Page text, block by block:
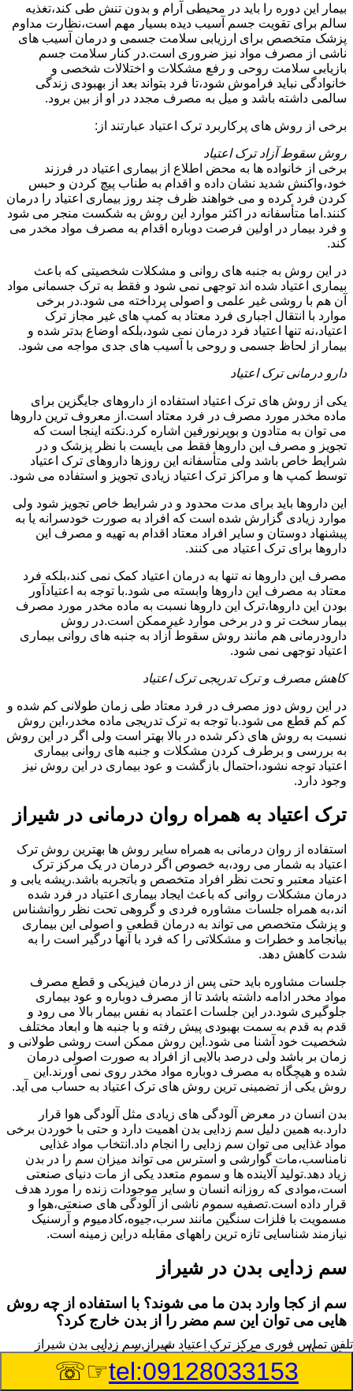
بیمار این دوره را باید در محیطی آرام و بدون تنش طی کند،تغذیه
سالم برای تقویت جسم آسیب دیده بسیار مهم است،نظارت مداوم
پزشک متخصص برای ارزیابی سلامت جسمی و درمان آسیب های
ناشی از مصرف مواد نیز ضروری است.در کنار سلامت جسم
بازیابی سلامت روحی و رفع مشکلات و اختلالات شخصی و
خانوادگی نباید فراموش شود،تا فرد بتواند بعد از بهبودی زندگی
سالمی داشته باشد و میل به مصرف مجدد در او از بین برود.
برخی از روش های پرکاربرد ترک اعتیاد عبارتند از:
روش سقوط آزاد ترک اعتیاد
برخی از خانواده ها به محض اطلاع از بیماری اعتیاد در فرزند
خود،واکنش شدید نشان داده و اقدام به طناب پیچ کردن و حبس
کردن فرد کرده و می خواهند ظرف چند روز بیماری اعتیاد را درمان
کنند.اما متأسفانه در اکثر موارد این روش به شکست منجر می شود
و فرد بیمار در اولین فرصت دوباره اقدام به مصرف مواد مخدر می
کند.
در این روش به جنبه های روانی و مشکلات شخصیتی که باعث
بیماری اعتیاد شده اند توجهی نمی شود و فقط به ترک جسمانی مواد
آن هم با روشی غیر علمی و اصولی پرداخته می شود.در برخی
موارد با انتقال اجباری فرد معتاد به کمپ های غیر مجاز ترک
اعتیاد،نه تنها اعتیاد فرد درمان نمی شود،بلکه اوضاع بدتر شده و
بیمار از لحاظ جسمی و روحی با آسیب های جدی مواجه می شود.
دارو درمانی ترک اعتیاد
یکی از روش های ترک اعتیاد استفاده از داروهای جایگزین برای
ماده مخدر مورد مصرف در فرد معتاد است.از معروف ترین داروها
می توان به متادون و بوپرنورفین اشاره کرد.نکته اینجا است که
تجویز و مصرف این داروها فقط می بایست با نظر پزشک و در
شرایط خاص باشد ولی متأسفانه این روزها داروهای ترک اعتیاد
توسط کمپ ها و مراکز ترک اعتیاد زیادی تجویز و استفاده می شود.
این داروها باید برای مدت محدود و در شرایط خاص تجویز شود ولی
موارد زیادی گزارش شده است که افراد به صورت خودسرانه یا به
پیشنهاد دوستان و سایر افراد معتاد اقدام به تهیه و مصرف این
داروها برای ترک اعتیاد می کنند.
مصرف این داروها نه تنها به درمان اعتیاد کمک نمی کند،بلکه فرد
معتاد به مصرف این داروها وابسته می شود.با توجه به اعتیادآور
بودن این داروها،ترک این داروها نسبت به ماده مخدر مورد مصرف
بیمار سخت تر و در برخی موارد غیرممکن است.در روش
دارودرمانی هم مانند روش سقوط آزاد به جنبه های روانی بیماری
اعتیاد توجهی نمی شود.
کاهش مصرف و ترک تدریجی ترک اعتیاد
در این روش دوز مصرف در فرد معتاد طی زمان طولانی کم شده و
کم کم قطع می شود.با توجه به ترک تدریجی ماده مخدر،این روش
نسبت به روش های ذکر شده در بالا بهتر است ولی اگر در این روش
به بررسی و برطرف کردن مشکلات و جنبه های روانی بیماری
اعتیاد توجه نشود،احتمال بازگشت و عود بیماری در این روش نیز
وجود دارد.
ترک اعتیاد به همراه روان درمانی در شیراز
استفاده از روان درمانی به همراه سایر روش ها بهترین روش ترک
اعتیاد به شمار می رود،به خصوص اگر درمان در یک مرکز ترک
اعتیاد معتبر و تحت نظر افراد متخصص و باتجربه باشد.ریشه یابی و
درمان مشکلات روانی که باعث ایجاد بیماری اعتیاد در فرد شده
اند،به همراه جلسات مشاوره فردی و گروهی تحت نظر روانشناس
و پزشک متخصص می تواند به درمان قطعی و اصولی این بیماری
بیانجامد و خطرات و مشکلاتی را که فرد با آنها درگیر است را به
شدت کاهش دهد.
جلسات مشاوره باید حتی پس از درمان فیزیکی و قطع مصرف
مواد مخدر ادامه داشته باشد تا از مصرف دوباره و عود بیماری
جلوگیری شود.در این جلسات اعتماد به نفس بیمار بالا می رود و
قدم به قدم به سمت بهبودی پیش رفته و با جنبه ها و ابعاد مختلف
شخصیت خود آشنا می شود.این روش ممکن است روشی طولانی و
زمان بر باشد ولی درصد بالایی از افراد به صورت اصولی درمان
شده و هیچگاه به مصرف دوباره مواد مخدر روی نمی آورند.این
روش یکی از تضمینی ترین روش های ترک اعتیاد به حساب می آید.
بدن انسان در معرض آلودگی های زیادی مثل آلودگی هوا قرار
دارد.به همین دلیل سم زدایی بدن اهمیت دارد و حتی با خوردن برخی
مواد غذایی می توان سم زدایی را انجام داد.انتخاب مواد غذایی
نامناسب،مات گوارشی و استرس می تواند میزان سم را در بدن
زیاد دهد.تولید آلاینده ها و سموم متعدد یکی از مات دنیای صنعتی
است،موادی که روزانه انسان و سایر موجودات زنده را مورد هدف
قرار داده است.تصفیه سموم ناشی از آلودگی های صنعتی،هوا و
مسمویت با فلزات سنگین مانند سرب،جیوه،کادمیوم و آرسنیک
نیازمند شناسایی تازه ترین راههای مقابله دراین زمینه است.
سم زدایی بدن در شیراز
سم از کجا وارد بدن ما می شوند؟ با استفاده از چه روش
هایی می توان این سم مضر را از بدن خارج کرد؟
بطور کلی سم موجود در بدن به دو گروه عمده تقسیم می
شوند.بخش بزرگی از این سموم مثل مواد به جا مانده از سموم
گیاهی و آفت کش ها،فلزات سنگین ناشی از آلودگی هوا،انواع
تلفن تماس فوری مرکز ترک اعتیاد شیراز,سم زدایی بدن شیراز
tel:09128033153
☞☏